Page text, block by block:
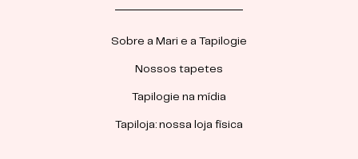
Sobre a Mari e a Tapilogie
Nossos tapetes
Tapilogie na mídia
Tapiloja: nossa loja física